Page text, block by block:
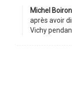
Michel Boiron
après avoir
Vichy